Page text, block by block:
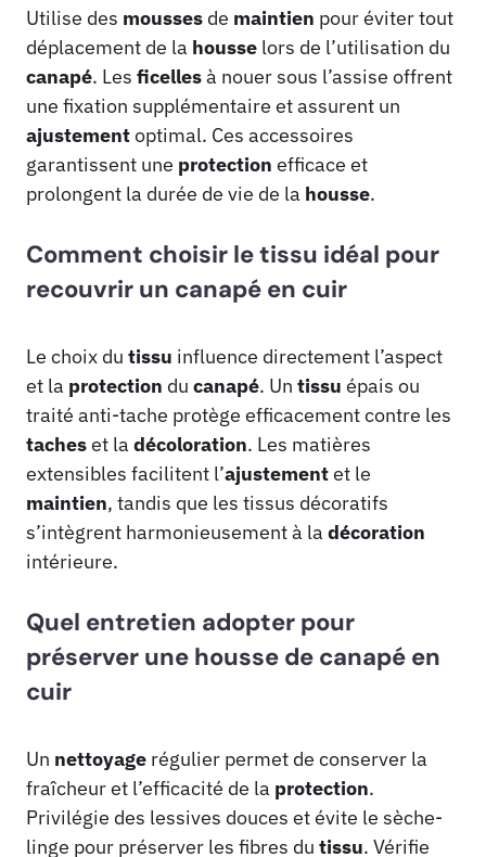
Utilise des mousses de maintien pour éviter tout
déplacement de la housse lors de l’utilisation du
canapé. Les ficellesà nouer sous l’assise offrent
une fixation supplémentaire et assurent un
ajustementoptimal. Ces accessoires
garantissent une protection efficace et
prolongent la durée de vie de la housse.
Comment choisir le tissu idéal pour
recouvrir un canapé en cuir
Le choix du tissu influence directement l’aspect
et la protection du canapé. Un tissu épais ou
traité anti-tache protège efficacement contre les
tacheset la décoloration. Les matières
extensibles facilitent l’ajustementet le
maintien, tandis que les tissus décoratifs
s’intègrent harmonieusement à la décoration
intérieure.
Quel entretien adopter pour
préserver une housse de canapé en
cuir
Un nettoyage régulier permet de conserver la
fraîcheur et l’efficacité de la protection.
Privilégie des lessives douces et évite le sèche-
linge pour préserver les fibres du tissu. Vérifie